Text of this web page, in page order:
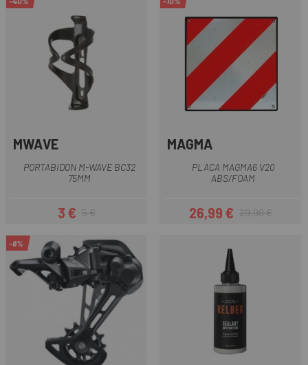
MWAVE
PORTABIDON M-WAVE BC32
75MM
Preu
3 €Preu regular
5 €
MAGMA
PLACA MAGMA6 V20
ABS/FOAM
Preu
26,99 €Preu regular
29,99 €
-8%